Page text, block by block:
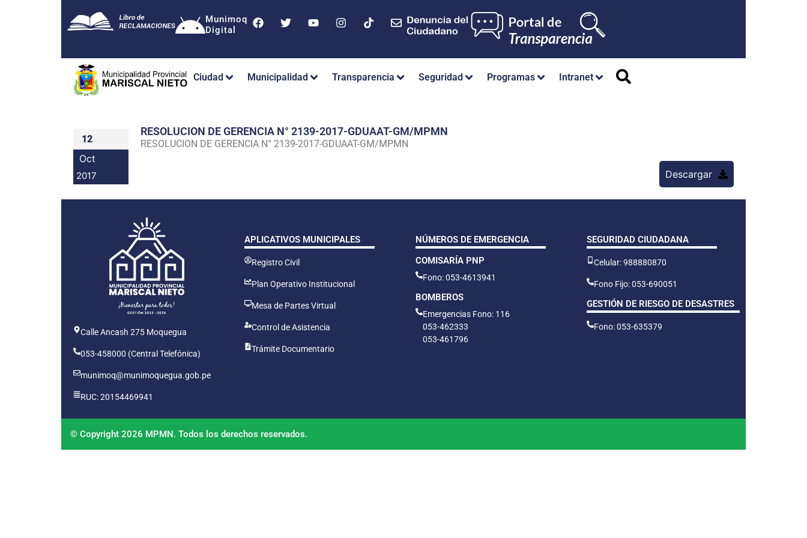
Munimoq
Digital
Ciudad Municipalidad Transparencia Seguridad Programas Intranet
12
Oct
2017
RESOLUCION DE GERENCIA N° 2139-2017-GDUAAT-GM/MPMN
RESOLUCION DE GERENCIA N° 2139-2017-GDUAAT-GM/MPMN
Descargar
Calle Ancash 275 Moquegua
053-458000 (Central Telefónica)
munimoq@munimoquegua.gob.pe
RUC: 20154469941
APLICATIVOS MUNICIPALES
Registro Civil
Plan Operativo Institucional
Mesa de Partes Virtual
Control de Asistencia
Trámite Documentario
NÚMEROS DE EMERGENCIA
COMISARÍA PNP
Fono: 053-4613941
BOMBEROS
Emergencias Fono: 116
053-462333
053-461796
SEGURIDAD CIUDADANA
Celular: 988880870
Fono Fijo: 053-690051
GESTIÓN DE RIESGO DE DESASTRES
Fono: 053-635379
© Copyright 2026 MPMN. Todos los derechos reservados.